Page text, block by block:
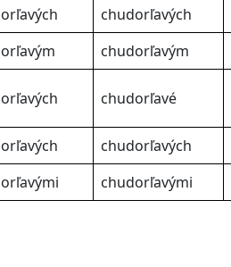
chudorľavých
chudorľavým
chudorľavé
chudorľavých
chudorľavými